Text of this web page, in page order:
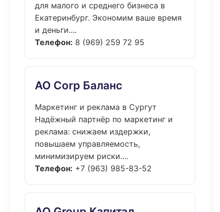
для малого и среднего бизнеса в
Екатеринбург. Экономим ваше время
и деньги....
Телефон: 8 (969) 259 72 95
АО Corp Баланс
Маркетинг и реклама в Сургут
Надёжный партнёр по маркетинг и
реклама: снижаем издержки,
повышаем управляемость,
минимизируем риски....
Телефон: +7 (963) 985-83-52